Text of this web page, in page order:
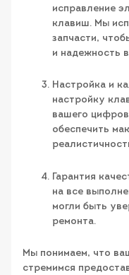
исправление
клавиш. Мы
запчасти,
и надежность
Настройка и
настройку
вашего
обеспечить
Гарантия
на все
могли быть
ремонта.
Мы понимаем, что
стремимся